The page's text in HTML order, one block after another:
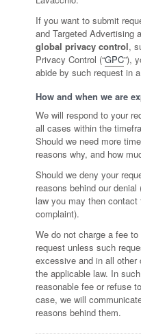
If you want to submit
and Targeted Advertising
global privacy control,
Privacy Control (“GPC”),
abide by such request in
How and when we are
We will respond to your
all cases within the
Should we need more
reasons why, and how
Should we deny your
reasons behind our
law you may then
complaint).
We do not charge a fee
request unless such
excessive and in all
the applicable law. In
reasonable fee or refuse
case, we will
reasons behind them.